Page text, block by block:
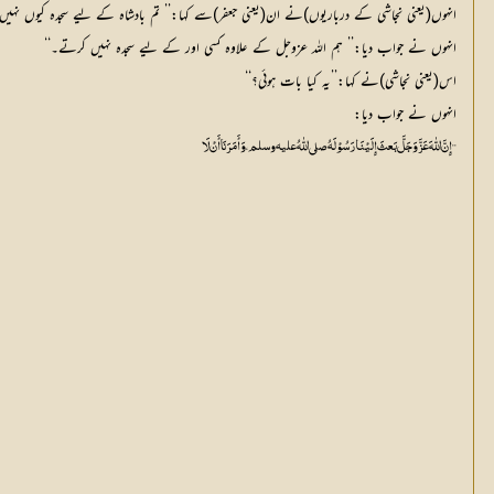
انہوں(یعنی نجاشی کے درباریوں)نے ان(یعنی جعفر)سے کہا:’’ تم بادشاہ کے لیے سجدہ کیوں
انہوں نے جواب دیا:’’ ہم اللہ عزوجل کے علاوہ کسی اور کے لیے سجدہ نہیں کرتے۔‘‘
اس(یعنی نجاشی)نے کہا:’’یہ کیا بات ہوئی؟‘‘
انہوں نے جواب دیا:
’’ إِنَّ اللّٰہَ عَزَّوَجَلَّ بَعثَ إِلَیْنَا رَسُوْلَہُ صلي اللّٰهُ عليه وسلم، وَأَمَرَنَا أَنْ لَا